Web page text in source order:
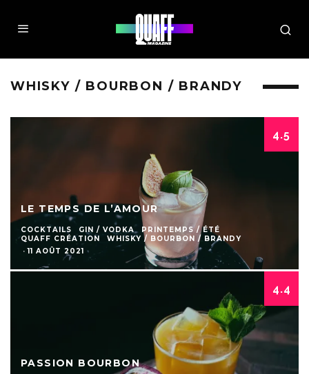
WHISKY / BOURBON / BRANDY
4.5
LE TEMPS DE L’AMOUR
COCKTAILS GIN / VODKA
PRINTEMPS / ÉTÉ
QUAFF CRÉATION
WHISKY / BOURBON / BRANDY
· 11 AOÛT 2021
4.4
PASSION BOURBON